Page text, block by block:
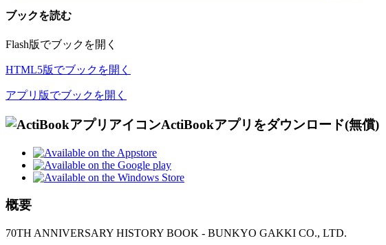
ブックを読む
Flash版でブックを開く
HTML5版でブックを開く
アプリ版でブックを開く
ActiBookアプリをダウンロード(無償)
概要
70TH ANNIVERSARY HISTORY BOOK - BUNKYO GAKKI CO., LTD.